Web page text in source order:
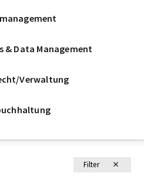
Filter
& Data Management
Verwaltung